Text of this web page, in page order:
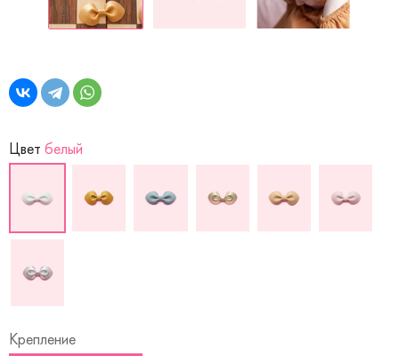
Цвет белый
Крепление